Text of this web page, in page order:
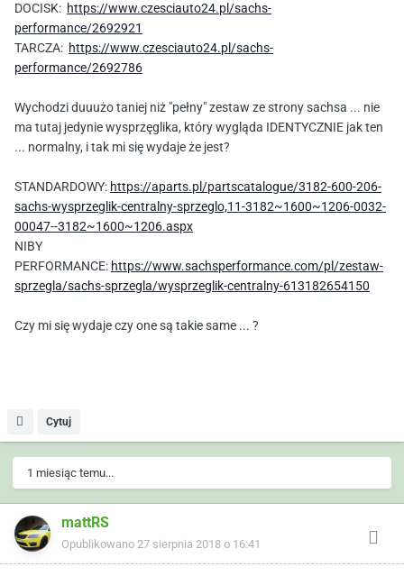
DOCISK: https://www.czesciauto24.pl/sachs-
performance/2692921
TARCZA: https://www.czesciauto24.pl/sachs-
performance/2692786
Wychodzi duuużo taniej niż "pełny" zestaw ze strony sachsa ... nie
ma tutaj jedynie wysprzęglika, który wygląda IDENTYCZNIE jak ten
... normalny, i tak mi się wydaje że jest?
STANDARDOWY: https://aparts.pl/partscatalogue/3182-600-206-
sachs-wysprzeglik-centralny-sprzeglo,11-3182~1600~1206-0032-
00047--3182~1600~1206.aspx
NIBY
PERFORMANCE: https://www.sachsperformance.com/pl/zestaw-
sprzegla/sachs-sprzegla/wysprzeglik-centralny-613182654150
Czy mi się wydaje czy one są takie same ... ?
Cytuj
1 miesiąc temu...
mattRS
Opublikowano 27 sierpnia 2018 o 16:41